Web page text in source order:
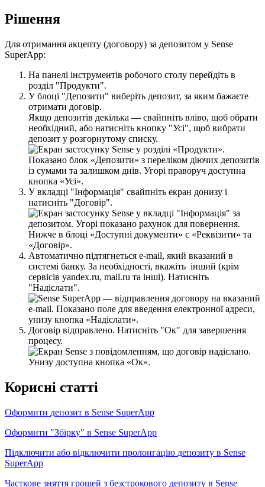
Рішення
Для отримання акцепту (договору) за депозитом у Sense
SuperApp:
На панелі інструментів робочого столу перейдіть в
розділ "Продукти".
У блоці "Депозити" виберіть депозит, за яким бажаєте
отримати договір.
Якщо депозитів декілька — свайпніть вліво, щоб обрати
необхідний, або натисніть кнопку "Усі", щоб вибрати
депозит у розгорнутому списку.
У вкладці "Інформація" свайпніть екран донизу і
натисніть "Договір".
Автоматично підтягнеться e-maіl, який вказаний в
системі банку. За необхідності, вкажіть інший (крім
сервісів yandex.ru, mail.ru та інші). Натисніть
"Надіслати".
Договір відправлено. Натисніть "Ок" для завершення
процесу.
Корисні статті
Оформити депозит в Sense SuperApp
Оформити "Збірку" в Sense SuperApp
Підключити або відключити пролонгацію депозиту в Sense
SuperApp
Часткове зняття грошей з безстрокового депозиту в Sense